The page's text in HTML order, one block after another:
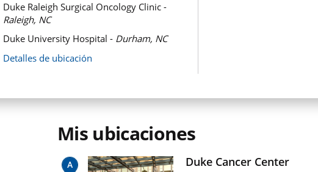
Duke Raleigh Surgical Oncology Clinic -
Raleigh, NC
Duke University Hospital - Durham, NC
Detalles de ubicación
Mis ubicaciones
Duke Cancer Center